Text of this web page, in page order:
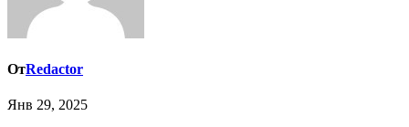
ОтRedactor
Янв 29, 2025